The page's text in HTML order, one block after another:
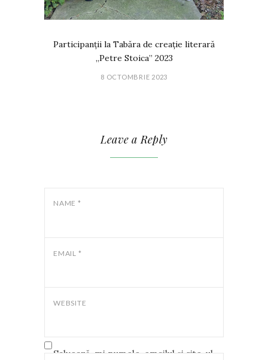
Participanții la Tabăra de creație literară
„Petre Stoica” 2023
8 OCTOMBRIE 2023
Leave a Reply
NAME *
EMAIL *
WEBSITE
Salvează-mi numele, emailul și site-ul